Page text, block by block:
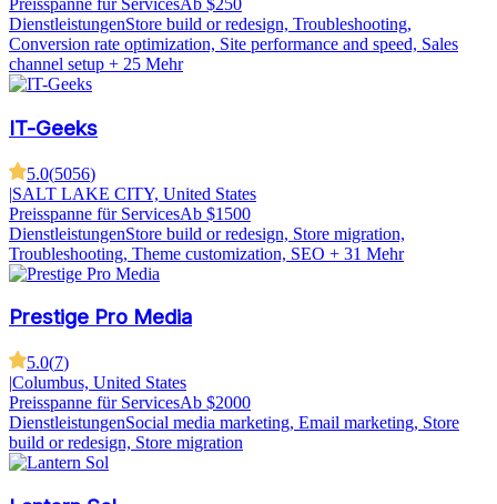
Preisspanne für ServicesAb $250
DienstleistungenStore build or redesign, Troubleshooting,
Conversion rate optimization, Site performance and speed, Sales
channel setup + 25 Mehr
IT-Geeks
5.0(5056)
|SALT LAKE CITY, United States
Preisspanne für ServicesAb $1500
DienstleistungenStore build or redesign, Store migration,
Troubleshooting, Theme customization, SEO + 31 Mehr
Prestige Pro Media
5.0(7)
|Columbus, United States
Preisspanne für ServicesAb $2000
DienstleistungenSocial media marketing, Email marketing, Store
build or redesign, Store migration